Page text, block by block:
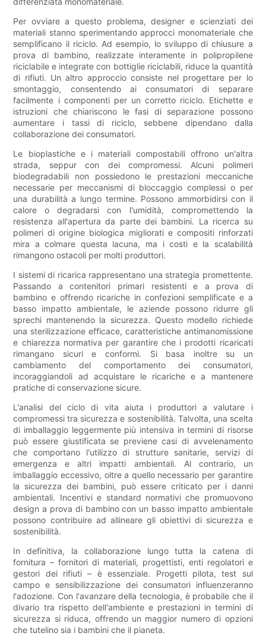
Per ovviare a questo problema, designer e scienziati dei
materiali stanno sperimentando approcci monomateriale che
semplificano il riciclo. Ad esempio, lo sviluppo di chiusure a
prova di bambino, realizzate interamente in polipropilene
riciclabile e integrate con bottiglie riciclabili, riduce la quantità
di rifiuti. Un altro approccio consiste nel progettare per lo
smontaggio, consentendo ai consumatori di separare
facilmente i componenti per un corretto riciclo. Etichette e
istruzioni che chiariscono le fasi di separazione possono
aumentare i tassi di riciclo, sebbene dipendano dalla
collaborazione dei consumatori.
Le bioplastiche e i materiali compostabili offrono un'altra
strada, seppur con dei compromessi. Alcuni polimeri
biodegradabili non possiedono le prestazioni meccaniche
necessarie per meccanismi di bloccaggio complessi o per
una durabilità a lungo termine. Possono ammorbidirsi con il
calore o degradarsi con l'umidità, compromettendo la
resistenza all'apertura da parte dei bambini. La ricerca su
polimeri di origine biologica migliorati e compositi rinforzati
mira a colmare questa lacuna, ma i costi e la scalabilità
rimangono ostacoli per molti produttori.
I sistemi di ricarica rappresentano una strategia promettente.
Passando a contenitori primari resistenti e a prova di
bambino e offrendo ricariche in confezioni semplificate e a
basso impatto ambientale, le aziende possono ridurre gli
sprechi mantenendo la sicurezza. Questo modello richiede
una sterilizzazione efficace, caratteristiche antimanomissione
e chiarezza normativa per garantire che i prodotti ricaricati
rimangano sicuri e conformi. Si basa inoltre su un
cambiamento del comportamento dei consumatori,
incoraggiandoli ad acquistare le ricariche e a mantenere
pratiche di conservazione sicure.
L'analisi del ciclo di vita aiuta i produttori a valutare i
compromessi tra sicurezza e sostenibilità. Talvolta, una scelta
di imballaggio leggermente più intensiva in termini di risorse
può essere giustificata se previene casi di avvelenamento
che comportano l'utilizzo di strutture sanitarie, servizi di
emergenza e altri impatti ambientali. Al contrario, un
imballaggio eccessivo, oltre a quello necessario per garantire
la sicurezza dei bambini, può essere criticato per i danni
ambientali. Incentivi e standard normativi che promuovono
design a prova di bambino con un basso impatto ambientale
possono contribuire ad allineare gli obiettivi di sicurezza e
sostenibilità.
In definitiva, la collaborazione lungo tutta la catena di
fornitura – fornitori di materiali, progettisti, enti regolatori e
gestori dei rifiuti – è essenziale. Progetti pilota, test sul
campo e sensibilizzazione dei consumatori influenzeranno
l'adozione. Con l'avanzare della tecnologia, è probabile che il
divario tra rispetto dell'ambiente e prestazioni in termini di
sicurezza si riduca, offrendo un maggior numero di opzioni
che tutelino sia i bambini che il pianeta.